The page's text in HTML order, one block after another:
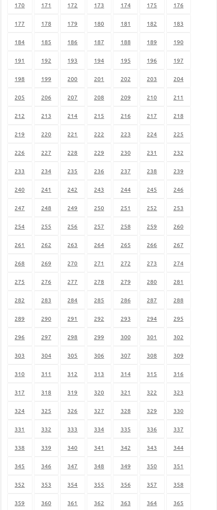
170 171 172 173 174 175 176
177 178 179 180 181 182 183
184 185 186 187 188 189 190
191 192 193 194 195 196 197
198 199 200 201 202 203 204
205 206 207 208 209 210 211
212 213 214 215 216 217 218
219 220 221 222 223 224 225
226 227 228 229 230 231 232
233 234 235 236 237 238 239
240 241 242 243 244 245 246
247 248 249 250 251 252 253
254 255 256 257 258 259 260
261 262 263 264 265 266 267
268 269 270 271 272 273 274
275 276 277 278 279 280 281
282 283 284 285 286 287 288
289 290 291 292 293 294 295
296 297 298 299 300 301 302
303 304 305 306 307 308 309
310 311 312 313 314 315 316
317 318 319 320 321 322 323
324 325 326 327 328 329 330
331 332 333 334 335 336 337
338 339 340 341 342 343 344
345 346 347 348 349 350 351
352 353 354 355 356 357 358
359 360 361 362 363 364 365